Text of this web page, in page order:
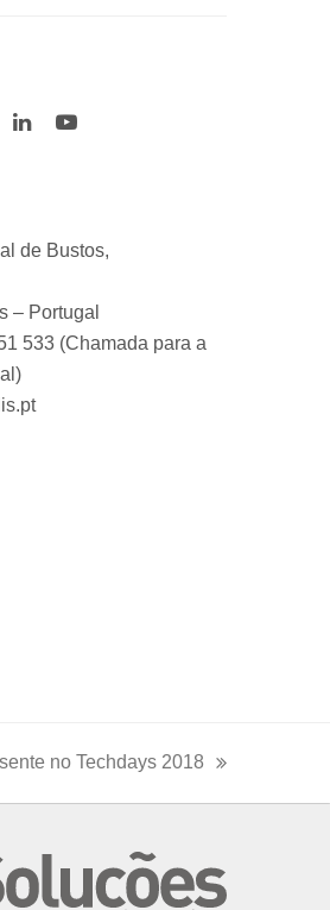
L
d
I
Y
e
de Bustos,
– Portugal
533 (Chamada para a
no Techdays 2018